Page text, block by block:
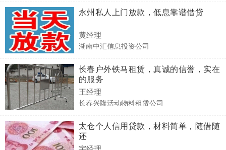
永州私人上门放款，低息靠谱借贷
黄经理
湖南中汇信息投资公司
长春户外铁马租赁，真诚的信誉，实在
的服务
王经理
长春兴隆活动物料租赁公司
太仓个人信用贷款，材料简单，随借随
还